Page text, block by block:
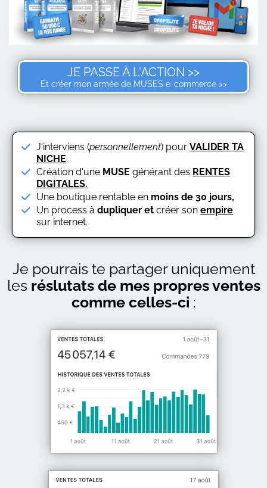
JE PASSE À L'ACTION >>
Et créer mon armée de MUSES e-commerce >>
J'interviens (personnellement) pour VALIDER TA
NICHE.
Création d'une MUSE générant des RENTES
DIGITALES.
Une boutique rentable en moins de 30 jours,
Un process à dupliquer et créer son empire
sur internet.
Je pourrais te partager uniquement
les réslutats de mes propres ventes
comme celles-ci :